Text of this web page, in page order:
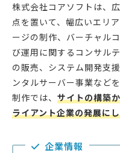
株式会社コアソフトは、
点を置いて、幅広いエリ
ージの制作、バーチャル
び運用に関するコンサル
の販売、システム開発支
ンタルサーバー事業など
制作では、 サイトの構築
ライアント企業の発展に
企業情報